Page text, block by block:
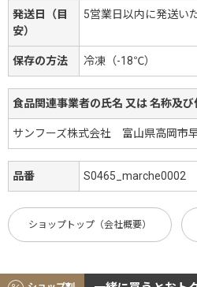
発送日（目
安）
5営業日以内に発送い
保存の方法 冷凍（-18℃）
食品関連事業者の氏名 又は 名称及び
サンフーズ株式会社 富山県高岡市
品番 S0465_marche0002
ショップトップ（会社概要）